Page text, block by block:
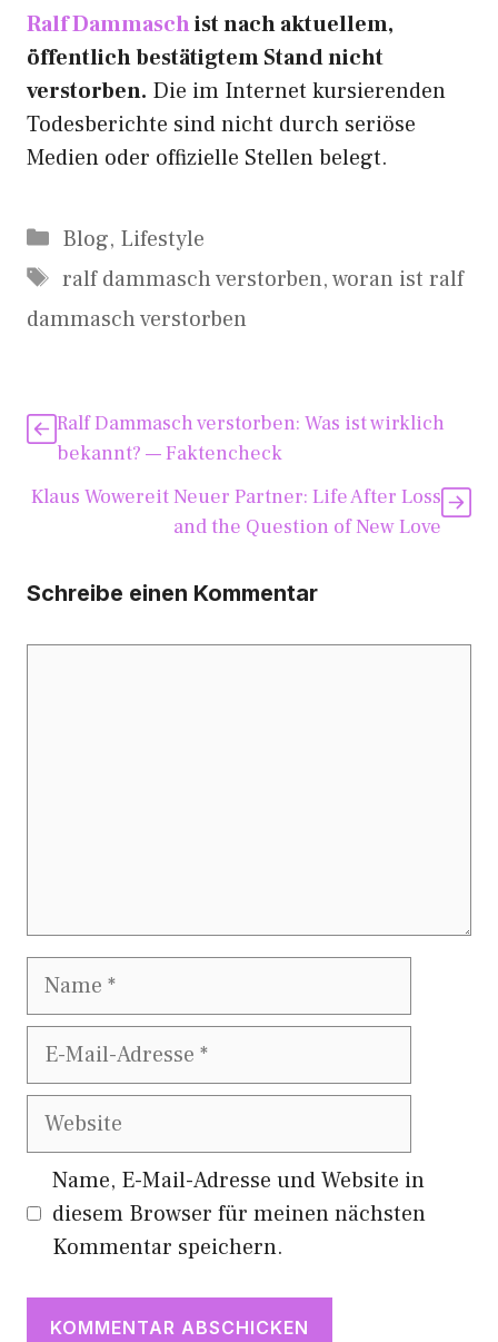
Ralf Dammaschist nach aktuellem,
öffentlich bestätigtem Stand nicht
verstorben. Die im Internet kursierenden
Todesberichte sind nicht durch seriöse
Medien oder offizielle Stellen belegt.
Kategorien
Blog, Lifestyle
Schlagwörter
ralf dammasch verstorben,woran ist ralf
dammasch verstorben
Ralf Dammasch verstorben: Was ist wirklich
bekannt? — Faktencheck
Klaus Wowereit Neuer Partner: Life After Loss
and the Question of New Love
Schreibe einen Kommentar
Name
E-
Adresse
Website
Name, E-Mail-Adresse und Website in
diesem Browser für meinen nächsten
Kommentar speichern.